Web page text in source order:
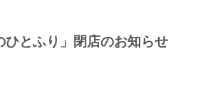
ひとふり」閉店のお知らせ